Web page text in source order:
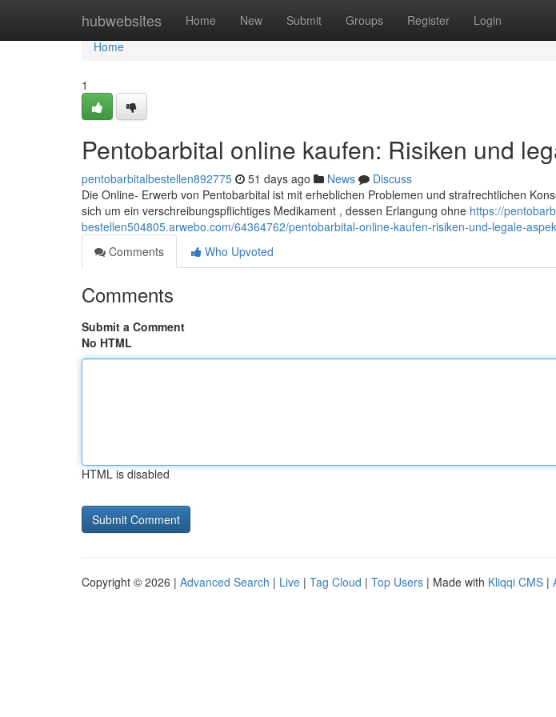
hubwebsites Home New Submit Groups Register Login
Home
Home
1
Pentobarbital online kaufen: Risiken und
pentobarbitalbestellen892775 51 days ago News
Discuss
Die Online- Erwerb von Pentobarbital ist mit erheblichen Problemen und strafrechtlichen
sich um ein verschreibungspflichtiges Medikament , dessen Erlangung ohne https://
bestellen504805.arwebo.com/64364762/pentobarbital-online-kaufen-risiken-und-legale-
Comments
Who Upvoted
Comments
Submit a Comment
No HTML
HTML is disabled
Copyright © 2026 | Advanced Search | Live | Tag Cloud | Top Users | Made with Kliqqi CMS |